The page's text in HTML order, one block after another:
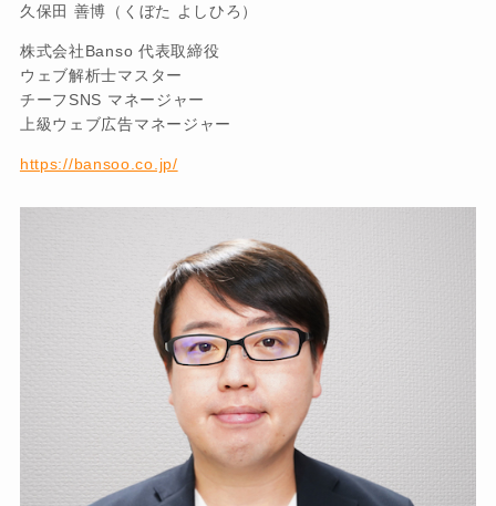
久保田 善博（くぼた よしひろ）
株式会社Banso 代表取締役
ウェブ解析士マスター
チーフSNS マネージャー
上級ウェブ広告マネージャー
https://bansoo.co.jp/